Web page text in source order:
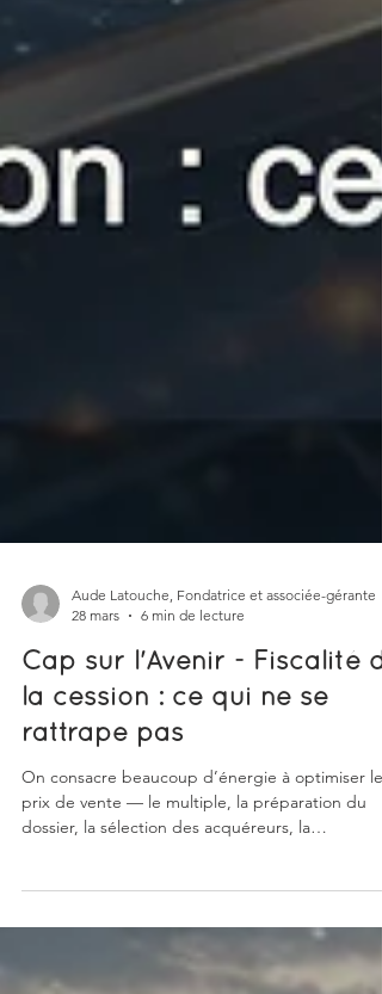
Aude Latouche, Fondatrice et associée-gérante
Cap sur l'Avenir - Fiscalité
la cession : ce qui ne se
rattrape pas
dossier, la sélection des acquéreurs, la
négociation. Beaucoup moins à ce que ce prix
devient une fois l’opération signée. Et, ce n’est